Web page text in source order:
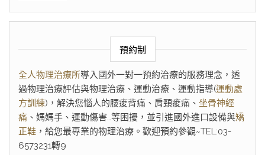
預約制
全人物理治療所導入國外一對一預約治療的服務理念，透
過物理治療評估與物理治療、運動治療、運動指導(運動處
方訓練)，解決您惱人的腰痠背痛、肩頸痠痛、 坐骨神經
痛 、媽媽手、運動傷害…等困擾，並引進國外進口設備與矯
正鞋 ，給您最專業的物理治療。歡迎預約參觀~TEL:03-
6573231轉9